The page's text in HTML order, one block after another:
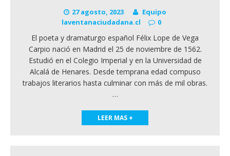
27 agosto, 2023
Equipo
laventanaciudadana.cl
0
El poeta y dramaturgo español Félix Lope de Vega
Carpio nació en Madrid el 25 de noviembre de 1562.
Estudió en el Colegio Imperial y en la Universidad de
Alcalá de Henares. Desde temprana edad compuso
trabajos literarios hasta culminar con más de mil obras.
…
LEER MAS +